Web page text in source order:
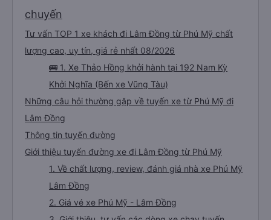
chuyến
Tư vấn TOP 1 xe khách đi Lâm Đồng từ Phú Mỹ chất
lượng cao, uy tín, giá rẻ nhất 08/2026
🚌 1. Xe Thảo Hồng khởi hành tại 192 Nam Kỳ
Khởi Nghĩa (Bến xe Vũng Tàu)
Những câu hỏi thường gặp về tuyến xe từ Phú Mỹ đi
Lâm Đồng
Thông tin tuyến đường
Giới thiệu tuyến đường xe đi Lâm Đồng từ Phú Mỹ
1. Về chất lượng, review, đánh giá nhà xe Phú Mỹ
Lâm Đồng
2. Giá vé xe Phú Mỹ - Lâm Đồng